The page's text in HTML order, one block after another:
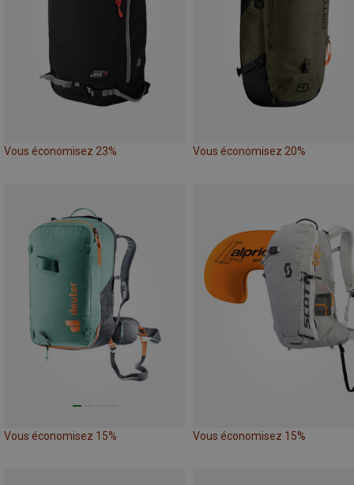
Vous économisez 23% Vous économisez 20%
Vous économisez 15% Vous économisez 15%